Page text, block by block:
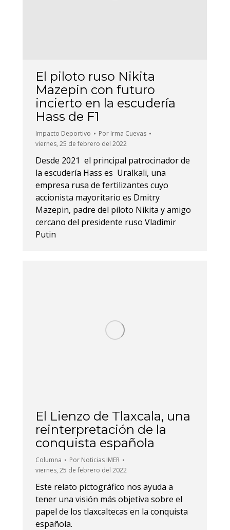
El piloto ruso Nikita
Mazepin con futuro
incierto en la escudería
Hass de F1
Impacto Deportivo Por Irma Cuevas
viernes, 25 de febrero del 2022
Desde 2021 el principal patrocinador de
la escudería Hass es Uralkali, una
empresa rusa de fertilizantes cuyo
accionista mayoritario es Dmitry
Mazepin, padre del piloto Nikita y amigo
cercano del presidente ruso Vladimir
Putin
El Lienzo de Tlaxcala, una
reinterpretación de la
conquista española
Columna Por Noticias IMER
viernes, 25 de febrero del 2022
Este relato pictográfico nos ayuda a
tener una visión más objetiva sobre el
papel de los tlaxcaltecas en la conquista
española.